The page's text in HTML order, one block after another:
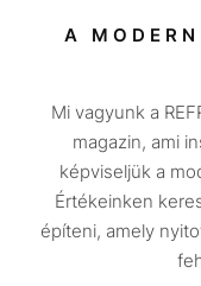
A
Mi vagyunk a
magazin, ami
képviseljük a
Értékeinken
építeni, amely